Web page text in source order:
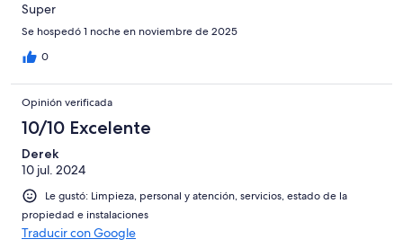
Super
Se hospedó 1 noche en noviembre de 2025
0
Opinión verificada
10/10 Excelente
Derek
10 jul. 2024
Le gustó: Limpieza, personal y atención, servicios, estado de la
propiedad e instalaciones
Traducir con Google